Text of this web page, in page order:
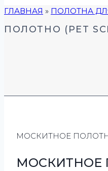
ГЛАВНАЯ » ПОЛОТНА
ПОЛОТНО (PET
МОСКИТНОЕ
МОСКИТНОЕ